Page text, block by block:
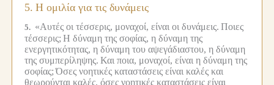
5. Η ομιλία για τις δυνάμεις
5. «Αυτές οι τέσσερις, μοναχοί, είναι οι δυνάμεις. Ποιες
τέσσερις; Η δύναμη της σοφίας, η δύναμη της
ενεργητικότητας, η δύναμη του αψεγάδιαστου, η δύναμη
της συμπερίληψης. Και ποια, μοναχοί, είναι η δύναμη της
σοφίας; Όσες νοητικές καταστάσεις είναι καλές και
θεωρούνται καλές, όσες νοητικές καταστάσεις είναι